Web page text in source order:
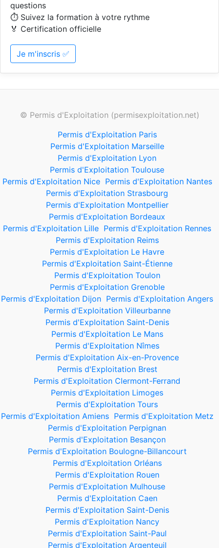
questions
⏱️ Suivez la formation à votre rythme
🏅 Certification officielle
Je m'inscris ✅
© Permis d'Exploitation (permisexploitation.net)
Permis d'Exploitation Paris
Permis d'Exploitation Marseille
Permis d'Exploitation Lyon
Permis d'Exploitation Toulouse
Permis d'Exploitation Nice Permis d'Exploitation Nantes
Permis d'Exploitation Strasbourg
Permis d'Exploitation Montpellier
Permis d'Exploitation Bordeaux
Permis d'Exploitation Lille Permis d'Exploitation Rennes
Permis d'Exploitation Reims
Permis d'Exploitation Le Havre
Permis d'Exploitation Saint-Étienne
Permis d'Exploitation Toulon
Permis d'Exploitation Grenoble
Permis d'Exploitation Dijon Permis d'Exploitation Angers
Permis d'Exploitation Villeurbanne
Permis d'Exploitation Saint-Denis
Permis d'Exploitation Le Mans
Permis d'Exploitation Nîmes
Permis d'Exploitation Aix-en-Provence
Permis d'Exploitation Brest
Permis d'Exploitation Clermont-Ferrand
Permis d'Exploitation Limoges
Permis d'Exploitation Tours
Permis d'Exploitation Amiens Permis d'Exploitation Metz
Permis d'Exploitation Perpignan
Permis d'Exploitation Besançon
Permis d'Exploitation Boulogne-Billancourt
Permis d'Exploitation Orléans
Permis d'Exploitation Rouen
Permis d'Exploitation Mulhouse
Permis d'Exploitation Caen
Permis d'Exploitation Saint-Denis
Permis d'Exploitation Nancy
Permis d'Exploitation Saint-Paul
Permis d'Exploitation Argenteuil